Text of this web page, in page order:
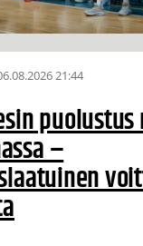
21:44
–